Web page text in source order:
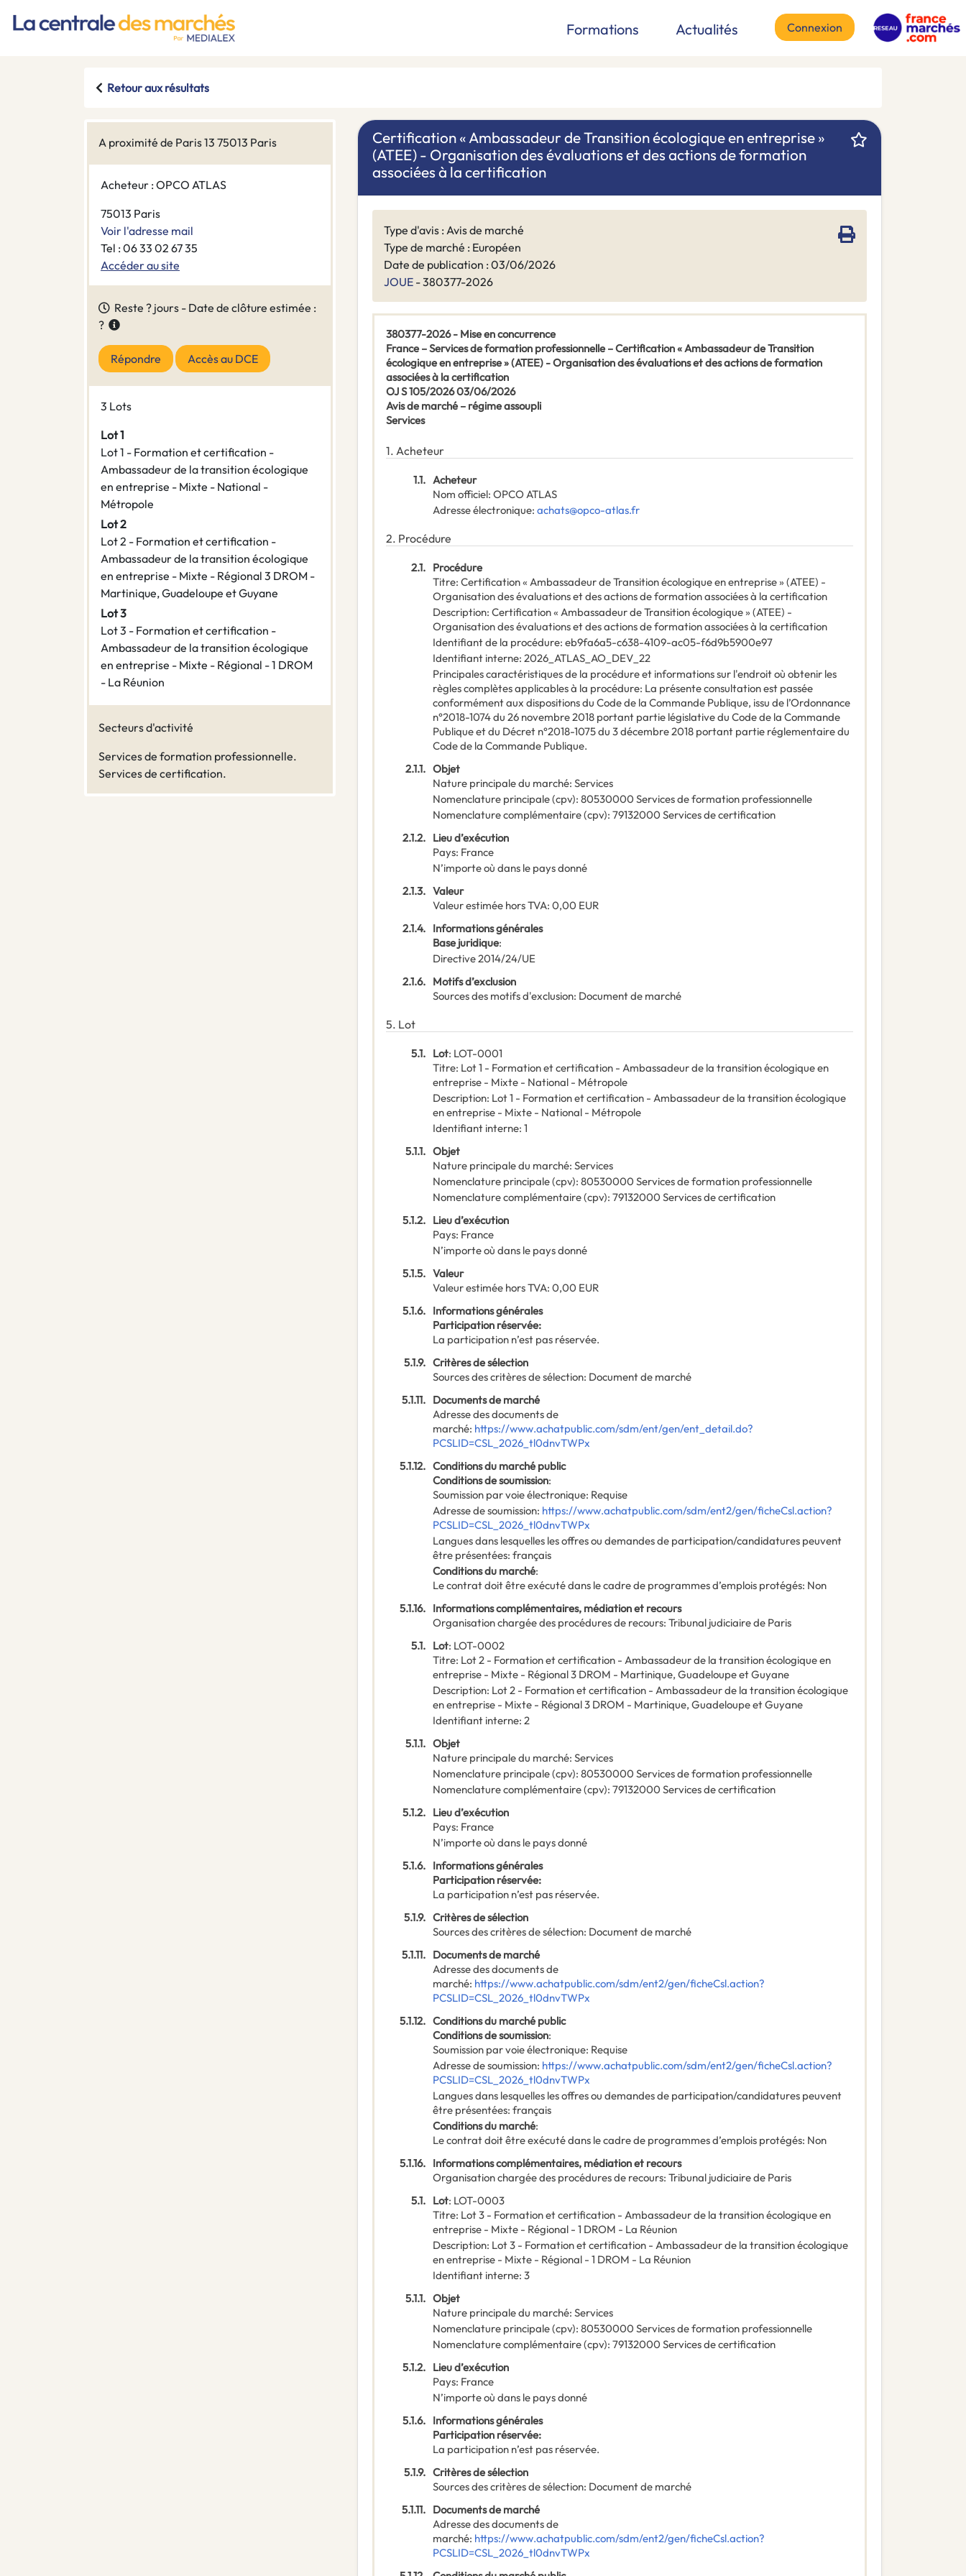
Formations Actualités Connexion
Retour aux résultats
A proximité de Paris 13 75013 Paris
Acheteur : OPCO ATLAS
75013 Paris
Voir l'adresse mail
Tel : 06 33 02 67 35
Accéder au site
Reste ? jours - Date de clôture estimée :
?
Répondre Accès au DCE
3 Lots
Lot 1
Lot 1 - Formation et certification -
Ambassadeur de la transition écologique
en entreprise - Mixte - National -
Métropole
Lot 2
Lot 2 - Formation et certification -
Ambassadeur de la transition écologique
en entreprise - Mixte - Régional 3 DROM -
Martinique, Guadeloupe et Guyane
Lot 3
Lot 3 - Formation et certification -
Ambassadeur de la transition écologique
en entreprise - Mixte - Régional - 1 DROM
- La Réunion
Secteurs d'activité
Services de formation professionnelle.
Services de certification.
Certification « Ambassadeur de Transition écologique en entreprise »
(ATEE) - Organisation des évaluations et des actions de formation
associées à la certification
Type d'avis : Avis de marché
Type de marché : Européen
Date de publication : 03/06/2026
JOUE - 380377-2026
380377-2026 - Mise en concurrence
France – Services de formation professionnelle – Certification « Ambassadeur de Transition
écologique en entreprise » (ATEE) - Organisation des évaluations et des actions de formation
associées à la certification
OJ S 105/2026 03/06/2026
Avis de marché – régime assoupli
Services
1. Acheteur
1.1. Acheteur
Nom officiel: OPCO ATLAS
Adresse électronique: achats@opco-atlas.fr
2. Procédure
2.1. Procédure
Titre: Certification « Ambassadeur de Transition écologique en entreprise » (ATEE) -
Organisation des évaluations et des actions de formation associées à la certification
Description: Certification « Ambassadeur de Transition écologique » (ATEE) -
Organisation des évaluations et des actions de formation associées à la certification
Identifiant de la procédure: eb9fa6a5-c638-4109-ac05-f6d9b5900e97
Identifiant interne: 2026_ATLAS_AO_DEV_22
Principales caractéristiques de la procédure et informations sur l'endroit où obtenir les
règles complètes applicables à la procédure: La présente consultation est passée
conformément aux dispositions du Code de la Commande Publique, issu de l’Ordonnance
n°2018-1074 du 26 novembre 2018 portant partie législative du Code de la Commande
Publique et du Décret n°2018-1075 du 3 décembre 2018 portant partie réglementaire du
Code de la Commande Publique.
2.1.1. Objet
Nature principale du marché: Services
Nomenclature principale(cpv): 80530000 Services de formation professionnelle
Nomenclature complémentaire(cpv): 79132000 Services de certification
2.1.2. Lieu d’exécution
Pays: France
N’importe où dans le pays donné
2.1.3. Valeur
Valeur estimée hors TVA: 0,00 EUR
2.1.4. Informations générales
Base juridique:
Directive 2014/24/UE
2.1.6. Motifs d’exclusion
Sources des motifs d'exclusion: Document de marché
5. Lot
5.1. Lot: LOT-0001
Titre: Lot 1 - Formation et certification - Ambassadeur de la transition écologique en
entreprise - Mixte - National - Métropole
Description: Lot 1 - Formation et certification - Ambassadeur de la transition écologique
en entreprise - Mixte - National - Métropole
Identifiant interne: 1
5.1.1. Objet
Nature principale du marché: Services
Nomenclature principale(cpv): 80530000 Services de formation professionnelle
Nomenclature complémentaire(cpv): 79132000 Services de certification
5.1.2. Lieu d’exécution
Pays: France
N’importe où dans le pays donné
5.1.5. Valeur
Valeur estimée hors TVA: 0,00 EUR
5.1.6. Informations générales
Participation réservée:
La participation n’est pas réservée.
5.1.9. Critères de sélection
Sources des critères de sélection: Document de marché
5.1.11. Documents de marché
Adresse des documents de
marché: https://www.achatpublic.com/sdm/ent/gen/ent_detail.do?
PCSLID=CSL_2026_tl0dnvTWPx
5.1.12. Conditions du marché public
Conditions de soumission:
Soumission par voie électronique: Requise
Adresse de soumission: https://www.achatpublic.com/sdm/ent2/gen/ficheCsl.action?
PCSLID=CSL_2026_tl0dnvTWPx
Langues dans lesquelles les offres ou demandes de participation/candidatures peuvent
être présentées: français
Conditions du marché:
Le contrat doit être exécuté dans le cadre de programmes d’emplois protégés: Non
5.1.16. Informations complémentaires, médiation et recours
Organisation chargée des procédures de recours: Tribunal judiciaire de Paris
5.1. Lot: LOT-0002
Titre: Lot 2 - Formation et certification - Ambassadeur de la transition écologique en
entreprise - Mixte - Régional 3 DROM - Martinique, Guadeloupe et Guyane
Description: Lot 2 - Formation et certification - Ambassadeur de la transition écologique
en entreprise - Mixte - Régional 3 DROM - Martinique, Guadeloupe et Guyane
Identifiant interne: 2
5.1.1. Objet
Nature principale du marché: Services
Nomenclature principale(cpv): 80530000 Services de formation professionnelle
Nomenclature complémentaire(cpv): 79132000 Services de certification
5.1.2. Lieu d’exécution
Pays: France
N’importe où dans le pays donné
5.1.6. Informations générales
Participation réservée:
La participation n’est pas réservée.
5.1.9. Critères de sélection
Sources des critères de sélection: Document de marché
5.1.11. Documents de marché
Adresse des documents de
marché: https://www.achatpublic.com/sdm/ent2/gen/ficheCsl.action?
PCSLID=CSL_2026_tl0dnvTWPx
5.1.12. Conditions du marché public
Conditions de soumission:
Soumission par voie électronique: Requise
Adresse de soumission: https://www.achatpublic.com/sdm/ent2/gen/ficheCsl.action?
PCSLID=CSL_2026_tl0dnvTWPx
Langues dans lesquelles les offres ou demandes de participation/candidatures peuvent
être présentées: français
Conditions du marché:
Le contrat doit être exécuté dans le cadre de programmes d’emplois protégés: Non
5.1.16. Informations complémentaires, médiation et recours
Organisation chargée des procédures de recours: Tribunal judiciaire de Paris
5.1. Lot: LOT-0003
Titre: Lot 3 - Formation et certification - Ambassadeur de la transition écologique en
entreprise - Mixte - Régional - 1 DROM - La Réunion
Description: Lot 3 - Formation et certification - Ambassadeur de la transition écologique
en entreprise - Mixte - Régional - 1 DROM - La Réunion
Identifiant interne: 3
5.1.1. Objet
Nature principale du marché: Services
Nomenclature principale(cpv): 80530000 Services de formation professionnelle
Nomenclature complémentaire(cpv): 79132000 Services de certification
5.1.2. Lieu d’exécution
Pays: France
N’importe où dans le pays donné
5.1.6. Informations générales
Participation réservée:
La participation n’est pas réservée.
5.1.9. Critères de sélection
Sources des critères de sélection: Document de marché
5.1.11. Documents de marché
Adresse des documents de
marché: https://www.achatpublic.com/sdm/ent2/gen/ficheCsl.action?
PCSLID=CSL_2026_tl0dnvTWPx